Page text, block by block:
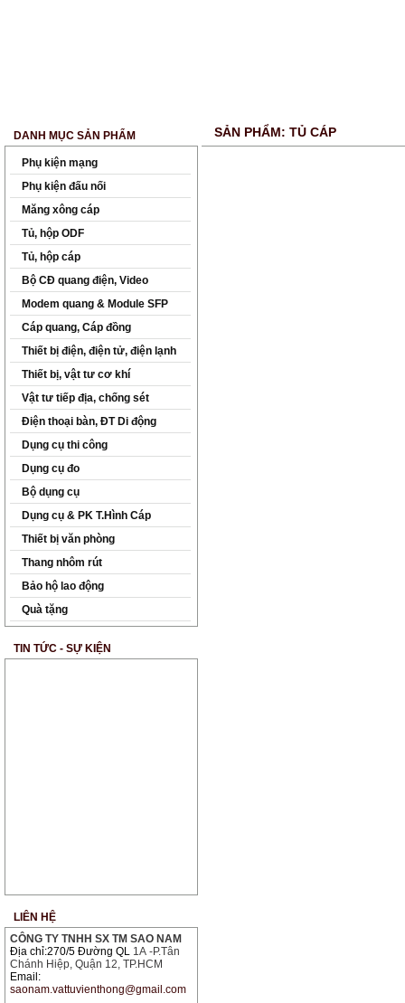
DANH MỤC SẢN PHẨM
Phụ kiện mạng
Phụ kiện đấu nối
Măng xông cáp
Tủ, hộp ODF
Tủ, hộp cáp
Bộ CĐ quang điện, Video
Modem quang & Module SFP
Cáp quang, Cáp đồng
Thiết bị điện, điện tử, điện lạnh
Thiết bị, vật tư cơ khí
Vật tư tiếp địa, chống sét
Điện thoại bàn, ĐT Di động
Dụng cụ thi công
Dụng cụ đo
Bộ dụng cụ
Dụng cụ & PK T.Hình Cáp
Thiết bị văn phòng
Thang nhôm rút
Bảo hộ lao động
Quà tặng
TIN TỨC - SỰ KIỆN
LIÊN HỆ
CÔNG TY TNHH SX TM SAO NAM
Địa chỉ:270/5 Đường QL 1A -P.Tân
Chánh Hiệp, Quận 12, TP.HCM
Email:
saonam.vattuvienthong@gmail.com
SẢN PHẨM: TỦ CÁP